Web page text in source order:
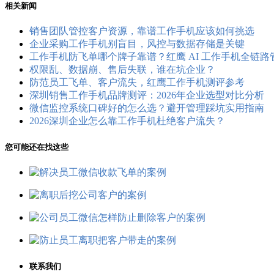
相关新闻
销售团队管控客户资源，靠谱工作手机应该如何挑选
企业采购工作手机别盲目，风控与数据存储是关键
工作手机防飞单哪个牌子靠谱？红鹰 AI 工作手机全链路
权限乱、数据崩、售后失联，谁在坑企业？
防范员工飞单、客户流失，红鹰工作手机测评参考
深圳销售工作手机品牌测评：2026年企业选型对比分析
微信监控系统口碑好的怎么选？避开管理踩坑实用指南
2026深圳企业怎么靠工作手机杜绝客户流失？
您可能还在找这些
联系我们